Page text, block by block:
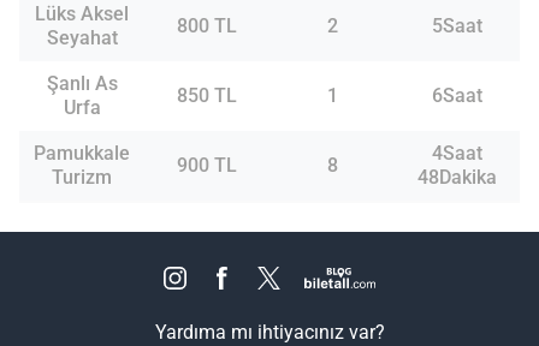
Lüks Aksel
Seyahat
800 TL 2 5Saat
Şanlı As
Urfa
850 TL 1 6Saat
Pamukkale
Turizm
900 TL 8
4Saat
48Dakika
Yardıma mı ihtiyacınız var?